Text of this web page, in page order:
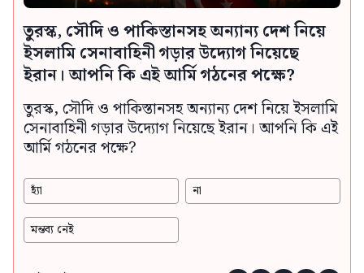
তুরস্ক, সৌদি ও পাকিস্তানসহ অন্যান্য দেশ নিয়ে
ইসলামি সেনাবাহিনী গড়ার উদ্যোগ নিয়েছে
ইরান। আপনি কি এই আর্মি গঠনের পক্ষে?
তুরস্ক, সৌদি ও পাকিস্তানসহ অন্যান্য দেশ নিয়ে ইসলামি
সেনাবাহিনী গড়ার উদ্যোগ নিয়েছে ইরান। আপনি কি এই
আর্মি গঠনের পক্ষে?
হ্যাঁ না
মন্তব্য নেই